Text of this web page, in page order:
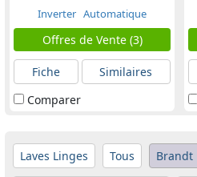
Inverter Automatique
Offres de Vente (3)
Fiche
Similaires
Comparer
Laves Linges Tous Brandt